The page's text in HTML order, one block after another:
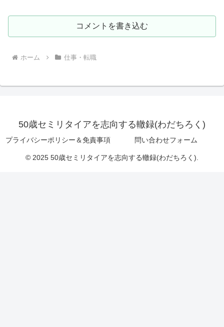
コメントを書き込む
ホーム 仕事・転職
50歳セミリタイアを志向する轍録(わだちろく)
プライバシーポリシー＆免責事項 問い合わせフォーム
© 2025 50歳セミリタイアを志向する轍録(わだちろく).